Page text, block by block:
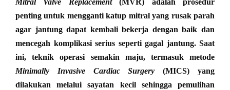
Mitral Valve Replacement(MVR) adalah prosedur
penting untuk mengganti katup mitral yang rusak parah
agar jantung dapat kembali bekerja dengan baik dan
mencegah komplikasi serius seperti gagal jantung. Saat
ini, teknik operasi semakin maju, termasuk metode
Minimally Invasive Cardiac Surgery (MICS) yang
dilakukan melalui sayatan kecil sehingga pemulihan